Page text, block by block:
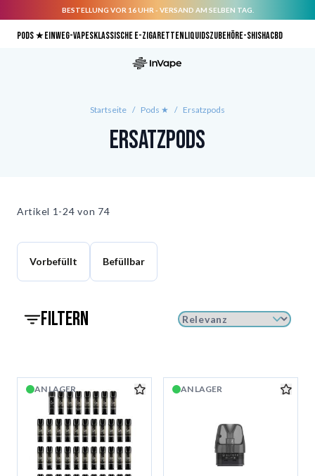
BESTELLUNG VOR 16 UHR - VERSAND AM SELBEN TAG.
Pods ★Einweg-VapesKlassische E-ZigarettenLiquidsZubehörE-ShishaCBD
Startseite / Pods ★ / Ersatzpods
Ersatzpods
Artikel 1-24 von 74
Vorbefüllt Befüllbar
filtern
AN LAGER AN LAGER